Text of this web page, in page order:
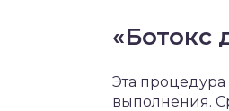
«Ботокс
Эта процедура
выполнения.